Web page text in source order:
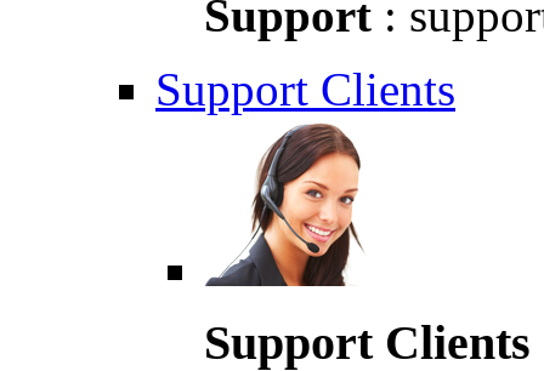
Support :
Support Clients
Support Clients